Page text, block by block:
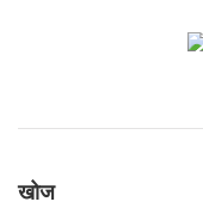
खोज